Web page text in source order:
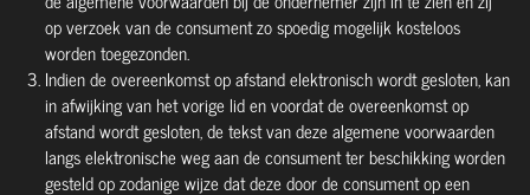
op verzoek van de consument zo spoedig mogelijk kosteloos
worden toegezonden.
Indien de overeenkomst op afstand elektronisch wordt gesloten, kan
in afwijking van het vorige lid en voordat de overeenkomst op
afstand wordt gesloten, de tekst van deze algemene voorwaarden
langs elektronische weg aan de consument ter beschikking worden
gesteld op zodanige wijze dat deze door de consument op een